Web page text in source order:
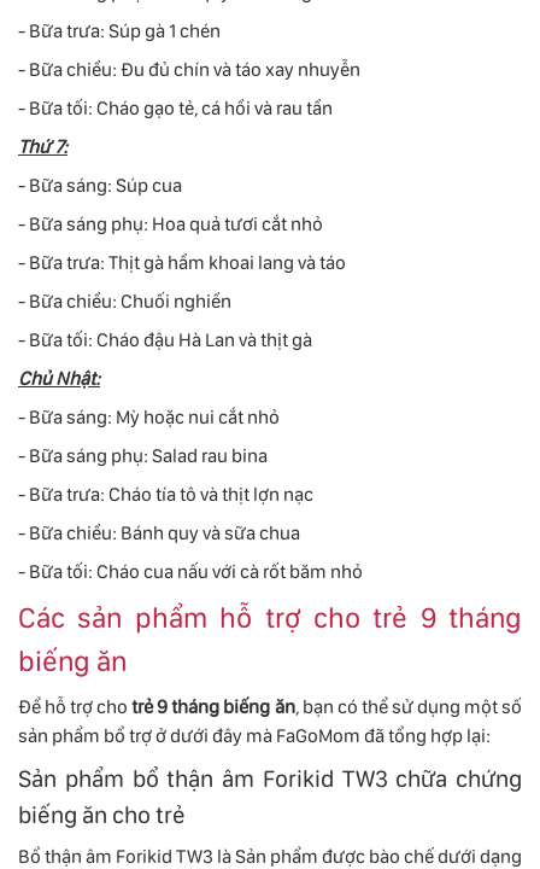
- Bữa trưa: Súp gà 1 chén
- Bữa chiều: Đu đủ chín và táo xay nhuyễn
- Bữa tối: Cháo gạo tẻ, cá hồi và rau tần
Thứ 7:
- Bữa sáng: Súp cua
- Bữa sáng phụ: Hoa quả tươi cắt nhỏ
- Bữa trưa: Thịt gà hầm khoai lang và táo
- Bữa chiều: Chuối nghiền
- Bữa tối: Cháo đậu Hà Lan và thịt gà
Chủ Nhật:
- Bữa sáng: Mỳ hoặc nui cắt nhỏ
- Bữa sáng phụ: Salad rau bina
- Bữa trưa: Cháo tía tô và thịt lợn nạc
- Bữa chiều: Bánh quy và sữa chua
- Bữa tối: Cháo cua nấu với cà rốt băm nhỏ
Các sản phẩm hỗ trợ cho trẻ 9 tháng
biếng ăn
Để hỗ trợ chotrẻ 9 tháng biếng ăn, bạn có thể sử dụng một số
sản phẩm bổ trợ ở dưới đây mà FaGoMom đã tổng hợp lại:
Sản phẩm bổ thận âm Forikid TW3 chữa chứng
biếng ăn cho trẻ
Bổ thận âm Forikid TW3 là Sản phẩm được bào chế dưới dạng